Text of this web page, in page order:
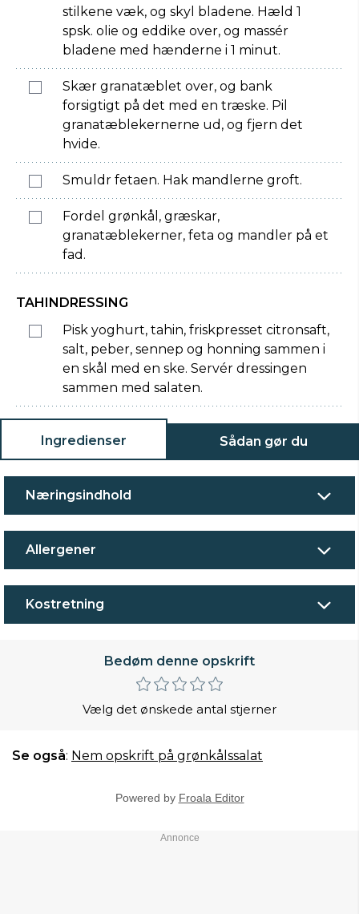
stilkene væk, og skyl bladene. Hæld 1
spsk. olie og eddike over, og massér
bladene med hænderne i 1 minut.
Skær granatæblet over, og bank
forsigtigt på det med en træske. Pil
granatæblekernerne ud, og fjern det
hvide.
Smuldr fetaen. Hak mandlerne groft.
Fordel grønkål, græskar,
granatæblekerner, feta og mandler på et
fad.
TAHINDRESSING
Pisk yoghurt, tahin, friskpresset citronsaft,
salt, peber, sennep og honning sammen i
en skål med en ske. Servér dressingen
sammen med salaten.
Ingredienser Sådan gør du
Næringsindhold
Allergener
Kostretning
Bedøm denne opskrift
Vælg det ønskede antal stjerner
Se også: Nem opskrift på grønkålssalat
Powered by Froala Editor